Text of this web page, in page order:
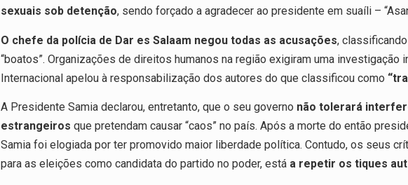
sexuais sob detenção, sendo forçado a agradecer ao presidente em suaíli –
O chefe da polícia de Dar es Salaam negou todas as acusações,
“boatos”. Organizações de direitos humanos na região exigiram uma investigação
Internacional apelou à responsabilização dos autores do que classificou como
A Presidente Samia declarou, entretanto, que o seu governo não tolerará
estrangeiros que pretendam causar “caos” no país. Após a morte do então
Samia foi elogiada por ter promovido maior liberdade política. Contudo, os seus
para as eleições como candidata do partido no poder, está a repetir os tiques